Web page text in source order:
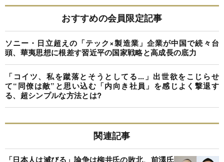
おすすめの会員限定記事
ソニー・日立超えの「テック×製造業」企業が中国で続々台
頭、華夷思想に根差す習近平の国家戦略と高成長の底力
「コイツ、私を蹴落とそうとしてる...」出世欲をこじらせ
て“同僚は敵”と思い込む「内向き社員」を感じよく撃退す
る、超シンプルな方法とは?
関連記事
「日本人は滅びる」論争は柳井氏の敗北、前澤氏